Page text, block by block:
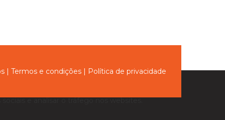
| Termos e condições | Política de privacidade
e analisar o tráfego nos websites.